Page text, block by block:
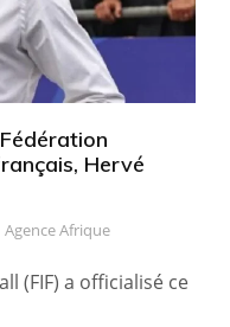
Hervé
Agence Afrique
(FIF) a officialisé ce